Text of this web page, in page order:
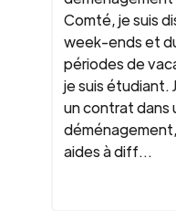
Comté, je suis
week-ends et
périodes de
je suis
un contrat dans
aides à diff...